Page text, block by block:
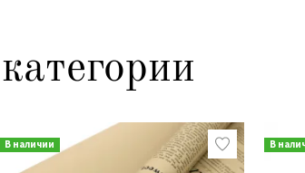
В наличии В